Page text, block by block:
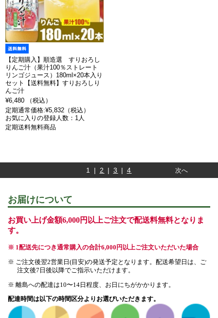
【定期購入】順造選 すりおろし
りんご汁（果汁100％ストレート
リンゴジュース）180ml×20本入り
セット【送料無料】すりおろしり
んご汁
¥6,480 （税込）
定期通常価格:¥5,832（税込）
お気に入りの登録人数：1人
定期送料無料商品
1 | 2 | 3 | 4 次へ